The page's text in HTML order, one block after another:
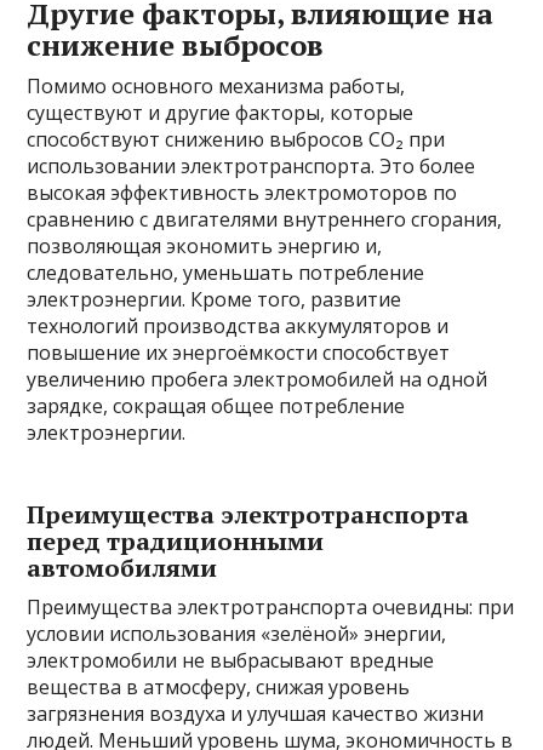
Другие факторы, влияющие на
снижение выбросов
Помимо основного механизма работы,
существуют и другие факторы, которые
способствуют снижению выбросов CO₂ при
использовании электротранспорта. Это более
высокая эффективность электромоторов по
сравнению с двигателями внутреннего сгорания,
позволяющая экономить энергию и,
следовательно, уменьшать потребление
электроэнергии. Кроме того, развитие
технологий производства аккумуляторов и
повышение их энергоёмкости способствует
увеличению пробега электромобилей на одной
зарядке, сокращая общее потребление
электроэнергии.
Преимущества электротранспорта
перед традиционными
автомобилями
Преимущества электротранспорта очевидны: при
условии использования «зелёной» энергии,
электромобили не выбрасывают вредные
вещества в атмосферу, снижая уровень
загрязнения воздуха и улучшая качество жизни
людей. Меньший уровень шума, экономичность в